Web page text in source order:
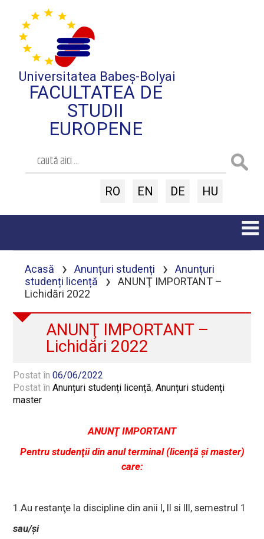
Universitatea Babeș-Bolyai
FACULTATEA DE
STUDII
EUROPENE
RO EN DE HU
Acasă › Anunțuri studenți ›
Anunțuri
studenți licență
›
ANUNŢ IMPORTANT –
Lichidări 2022
ANUNŢ IMPORTANT –
Lichidări 2022
Postat în06/06/2022
Postat înAnunțuri studenți licență,Anunțuri studenți
master
ANUNŢIMPORTANT
Pentru studenţii din anul terminal (licenţă şi master)
care:
1.Au restanţe la discipline din anii I, II si III, semestrul 1
sau/şi